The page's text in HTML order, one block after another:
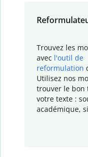
Trouvez les
avec l'outil de
reformulation
Utilisez nos
trouver le bon
votre texte :
académique,